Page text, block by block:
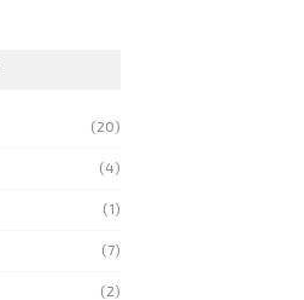
(20)
(4)
(1)
(7)
(2)